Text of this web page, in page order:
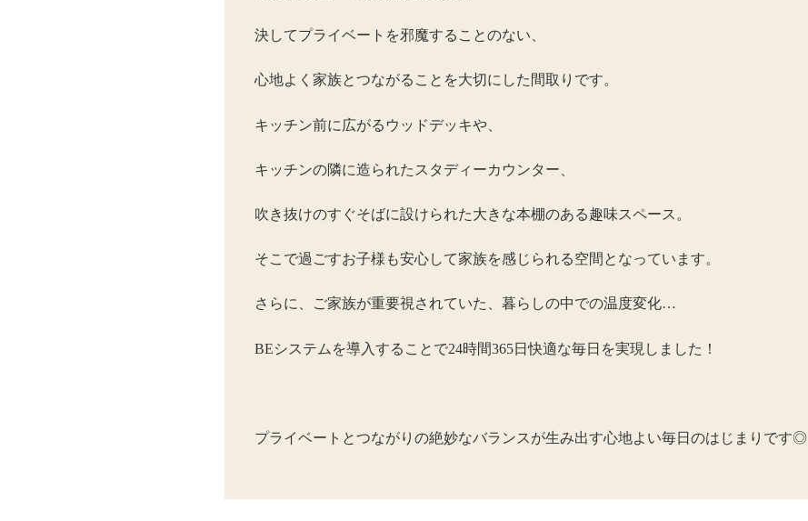
決してプライベートを邪魔することのない、
心地よく家族とつながることを大切にした間取りです。
キッチン前に広がるウッドデッキや、
キッチンの隣に造られたスタディーカウンター、
吹き抜けのすぐそばに設けられた大きな本棚のある趣味スペース。
そこで過ごすお子様も安心して家族を感じられる空間となっています。
さらに、ご家族が重要視されていた、暮らしの中での温度変化…
BEシステムを導入することで24時間365日快適な毎日を実現しました！
プライベートとつながりの絶妙なバランスが生み出す心地よい毎日のはじまりです◎